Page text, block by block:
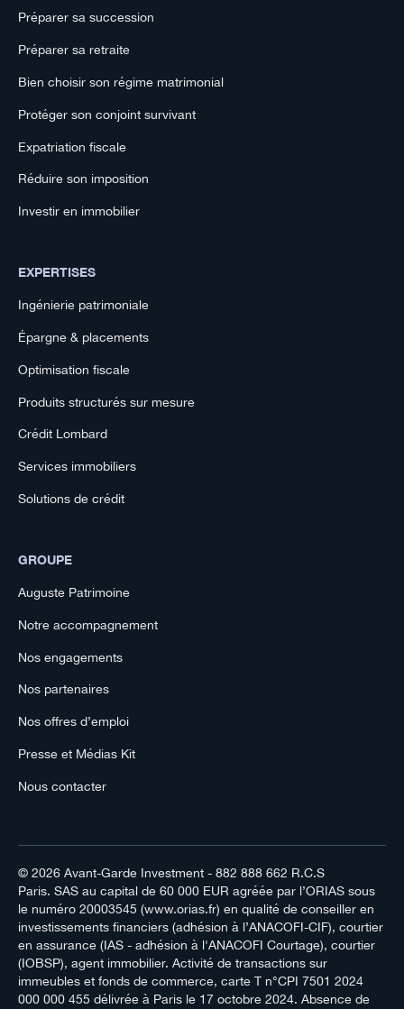
Préparer sa succession
Préparer sa retraite
Bien choisir son régime matrimonial
Protéger son conjoint survivant
Expatriation fiscale
Réduire son imposition
Investir en immobilier
EXPERTISES
Ingénierie patrimoniale
Épargne & placements
Optimisation fiscale
Produits structurés sur mesure
Crédit Lombard
Services immobiliers
Solutions de crédit
GROUPE
Auguste Patrimoine
Notre accompagnement
Nos engagements
Nos partenaires
Nos offres d’emploi
Presse et Médias Kit
Nous contacter
© 2026 Avant-Garde Investment- 882 888 662 R.C.S
Paris. SAS au capital de 60 000 EUR agréée par l’ORIAS sous
le numéro 20003545 (www.orias.fr) en qualité de conseiller en
investissements financiers (adhésion à l’ANACOFI-CIF), courtier
en assurance (IAS - adhésion à l'ANACOFI Courtage), courtier
(IOBSP), agent immobilier. Activité de transactions sur
immeubles et fonds de commerce, carte T n°CPI 7501 2024
000 000 455 délivrée à Paris le 17 octobre 2024. Absence de